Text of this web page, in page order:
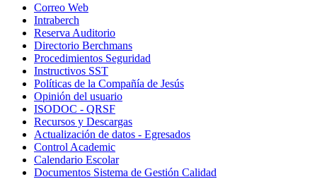
Correo Web
Intraberch
Reserva Auditorio
Directorio Berchmans
Procedimientos Seguridad
Instructivos SST
Políticas de la Compañía de Jesús
Opinión del usuario
ISODOC - QRSF
Recursos y Descargas
Actualización de datos - Egresados
Control Academic
Calendario Escolar
Documentos Sistema de Gestión Calidad